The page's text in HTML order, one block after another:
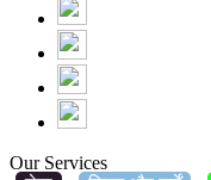
Our Services